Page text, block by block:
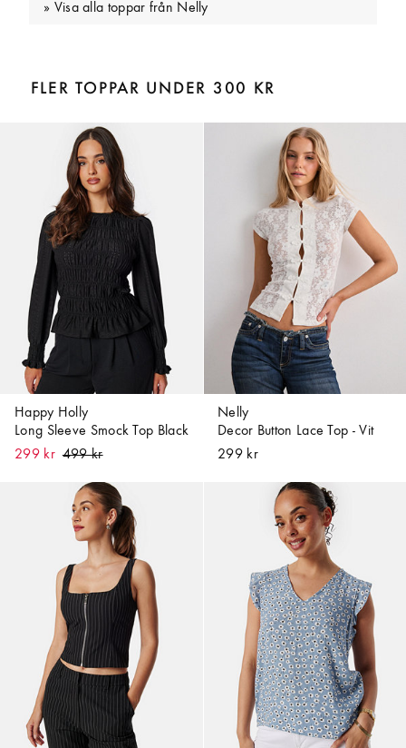
Visa alla toppar från Nelly
FLER TOPPAR UNDER 300 KR
Happy Holly
Long Sleeve Smock Top Black
299 kr
Nelly
Decor Button Lace Top - Vit
299 kr